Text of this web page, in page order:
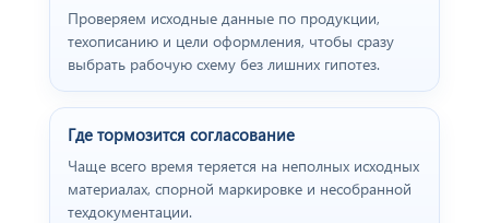
Проверяем исходные данные по продукции,
техописанию и цели оформления, чтобы сразу
выбрать рабочую схему без лишних гипотез.
Где тормозится согласование
Чаще всего время теряется на неполных исходных
материалах, спорной маркировке и несобранной
техдокументации.